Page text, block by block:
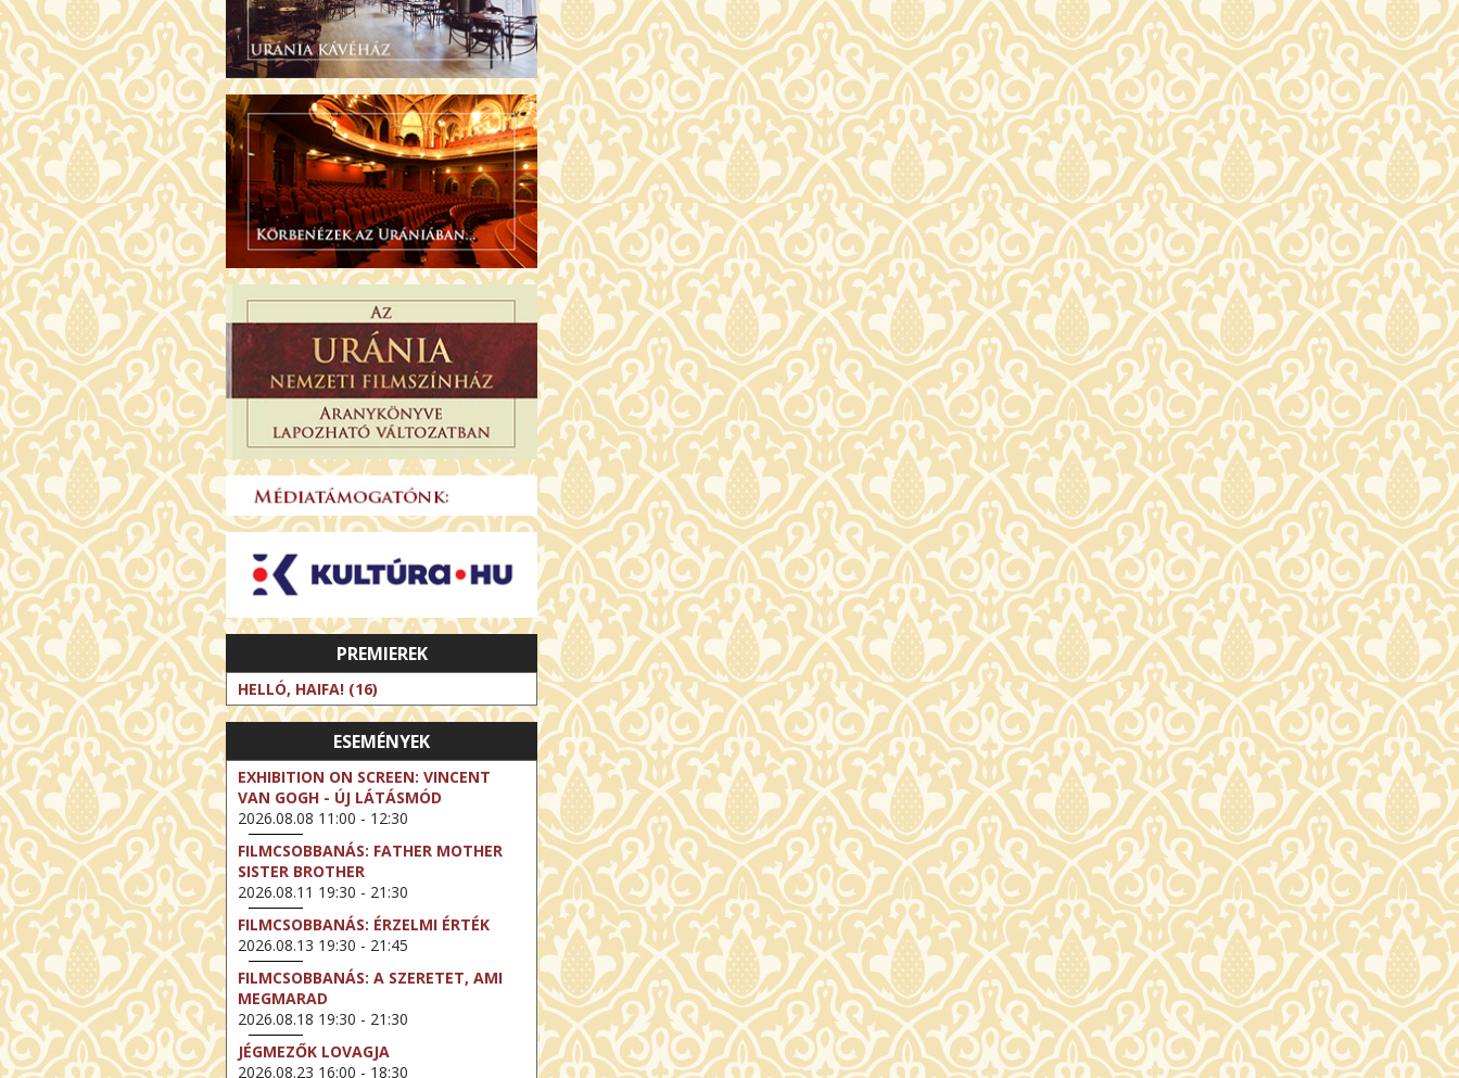
PREMIEREK
HELLÓ, HAIFA! (16)
ESEMÉNYEK
EXHIBITION ON SCREEN: VINCENT
VAN GOGH - ÚJ LÁTÁSMÓD
2026.08.08 11:00 - 12:30
FILMCSOBBANÁS: FATHER MOTHER
SISTER BROTHER
2026.08.11 19:30 - 21:30
FILMCSOBBANÁS: ÉRZELMI ÉRTÉK
2026.08.13 19:30 - 21:45
FILMCSOBBANÁS: A SZERETET, AMI
MEGMARAD
2026.08.18 19:30 - 21:30
JÉGMEZŐK LOVAGJA
2026.08.23 16:00 - 18:30